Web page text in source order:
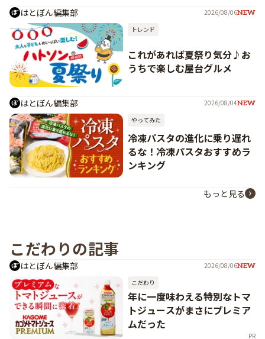
はとぼん編集部 2026/08/06NEW
トレンド
これがあれば夏祭り気分♪お
うちで楽しむ屋台グルメ
はとぼん編集部 2026/08/04NEW
やってみた
冷凍パスタの進化に乗り遅れ
るな！冷凍パスタおすすめラ
ンキング
もっと見る
こだわりの記事
はとぼん編集部 2026/08/06NEW
こだわり
年に一度味わえる特別なトマ
トジュースがまさにプレミア
ムだった
PR